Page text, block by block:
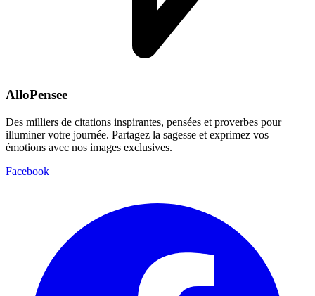
AlloPensee
Des milliers de citations inspirantes, pensées et proverbes pour
illuminer votre journée. Partagez la sagesse et exprimez vos
émotions avec nos images exclusives.
Facebook